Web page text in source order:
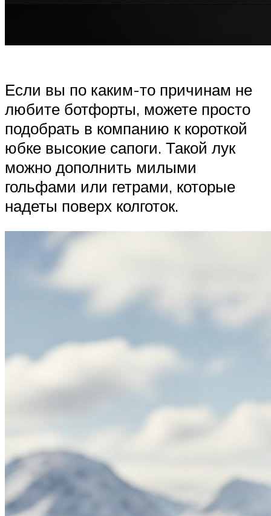
Если вы по каким-то причинам не
любите ботфорты, можете просто
подобрать в компанию к короткой
юбке высокие сапоги. Такой лук
можно дополнить милыми
гольфами или гетрами, которые
надеты поверх колготок.